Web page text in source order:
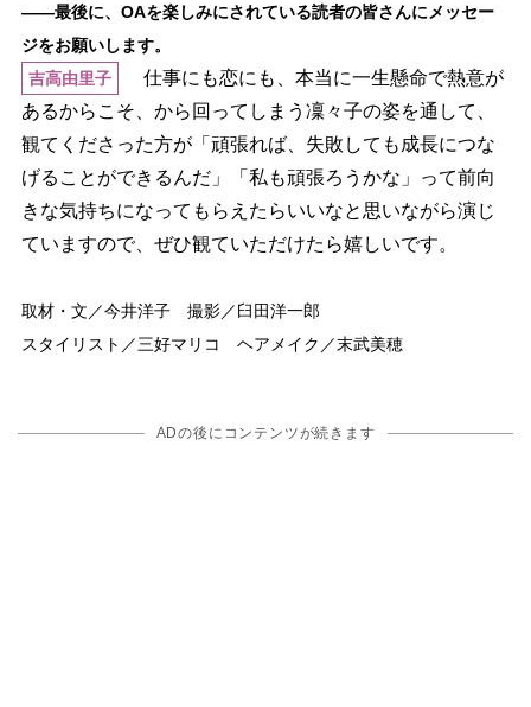
――最後に、OAを楽しみにされている読者の皆さんにメッセー
ジをお願いします。
吉高由里子
仕事にも恋にも、本当に一生懸命で熱意が
あるからこそ、から回ってしまう凜々子の姿を通して、
観てくださった方が「頑張れば、失敗しても成長につな
げることができるんだ」「私も頑張ろうかな」って前向
きな気持ちになってもらえたらいいなと思いながら演じ
ていますので、ぜひ観ていただけたら嬉しいです。
取材・文／今井洋子 撮影／臼田洋一郎
スタイリスト／三好マリコ ヘアメイク／末武美穂
ADの後にコンテンツが続きます